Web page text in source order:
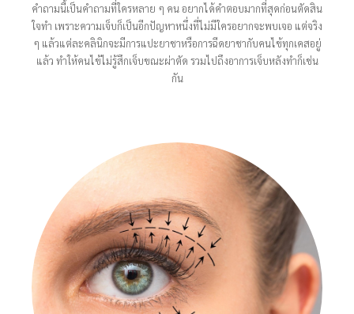
คำถามนี้เป็นคำถามที่ใครหลาย ๆ คน อยากได้คำตอบมากที่สุดก่อนตัดสิน
ใจทำ เพราะความเจ็บก็เป็นอีกปัญหาหนึ่งที่ไม่มีใครอยากจะพบเจอ แต่จริง
ๆ แล้วแต่ละคลินิกจะมีการแปะยาชาหรือการฉีดยาชากับคนไข้ทุกเคสอยู่
แล้ว ทำให้คนไข้ไม่รู้สึกเจ็บขณะผ่าตัด รวมไปถึงอาการเจ็บหลังทำก็เช่น
กัน